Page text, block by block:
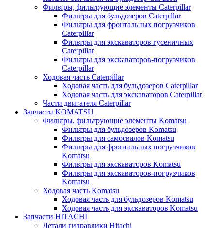
Фильтры, фильтрующие элементы Caterpillar
Фильтры для бульдозеров Caterpillar
Фильтры для фронтальных погрузчиков
Caterpillar
Фильтры для экскаваторов гусеничных
Caterpillar
Фильтры для экскаваторов-погрузчиков
Caterpillar
Ходовая часть Caterpillar
Ходовая часть для бульдозеров Caterpillar
Ходовая часть для экскаваторов Caterpillar
Части двигателя Caterpillar
Запчасти KOMATSU
Фильтры, фильтрующие элементы Komatsu
Фильтры для бульдозеров Komatsu
Фильтры для самосвалов Komatsu
Фильтры для фронтальных погрузчиков
Komatsu
Фильтры для экскаваторов Komatsu
Фильтры для экскаваторов-погрузчиков
Komatsu
Ходовая часть Komatsu
Ходовая часть для бульдозеров Komatsu
Ходовая часть для экскаваторов Komatsu
Запчасти HITACHI
Детали гидравлики Hitachi